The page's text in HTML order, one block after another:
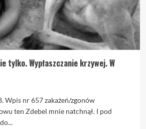
tylko. Wypłaszczanie krzywej. W
Wpis nr 657 zakażeń/zgonów
ten Zdebel mnie natchnął. I pod